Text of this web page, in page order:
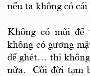
nếu ta không có cái
Không có mũi để
không có gương
để ghét… thì
nữa. Cõi đời tạm